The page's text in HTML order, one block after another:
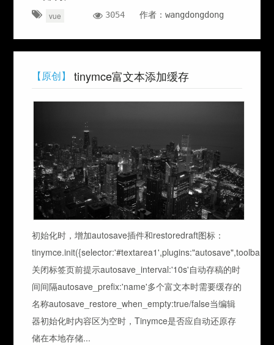
vue 3054 作者：wangdongdong
【原创】 tinymce富文本添加缓存
初始化时，增加autosave插件和restoredraft图标：
关闭标签页前提示autosave_interval:'10s'自动存稿的时
间间隔autosave_prefix:'name'多个富文本时需要缓存的
名称autosave_restore_when_empty:true/false当编辑
器初始化时内容区为空时，Tinymce是否应自动还原存
储在本地存储...